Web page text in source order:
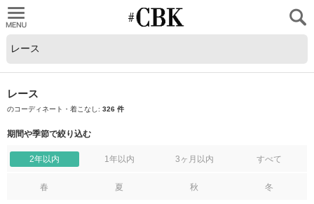
レース
のコーディネート・着こなし: 326 件
期間や季節で絞り込む
2年以内 1年以内 3ヶ月以内 すべて
春 夏 秋 冬